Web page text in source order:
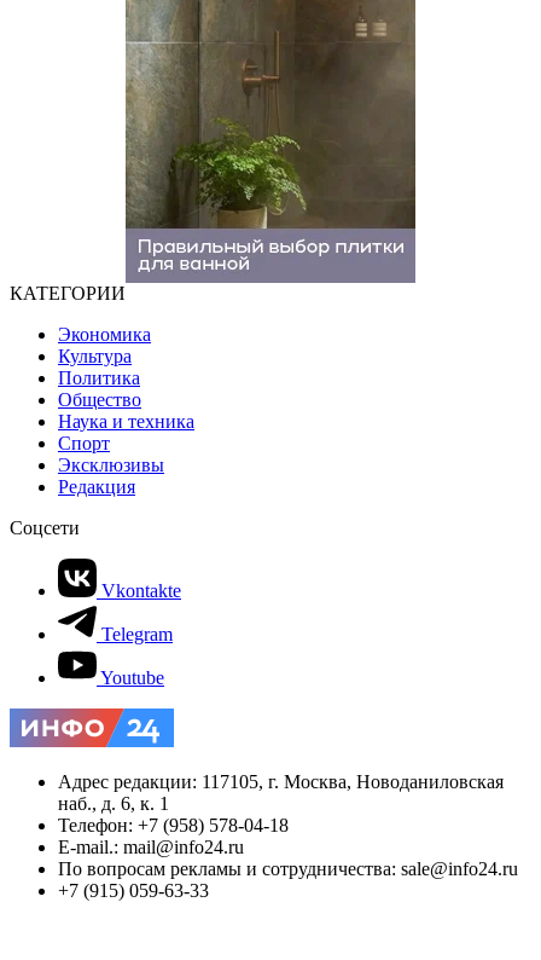
КАТЕГОРИИ
Экономика
Культура
Политика
Общество
Наука и техника
Спорт
Эксклюзивы
Редакция
Соцсети
Vkontakte
Telegram
Youtube
Адрес редакции: 117105, г. Москва, Новоданиловская
наб., д. 6, к. 1
Телефон: +7 (958) 578-04-18
E-mail.: mail@info24.ru
По вопросам рекламы и сотрудничества: sale@info24.ru
+7 (915) 059-63-33